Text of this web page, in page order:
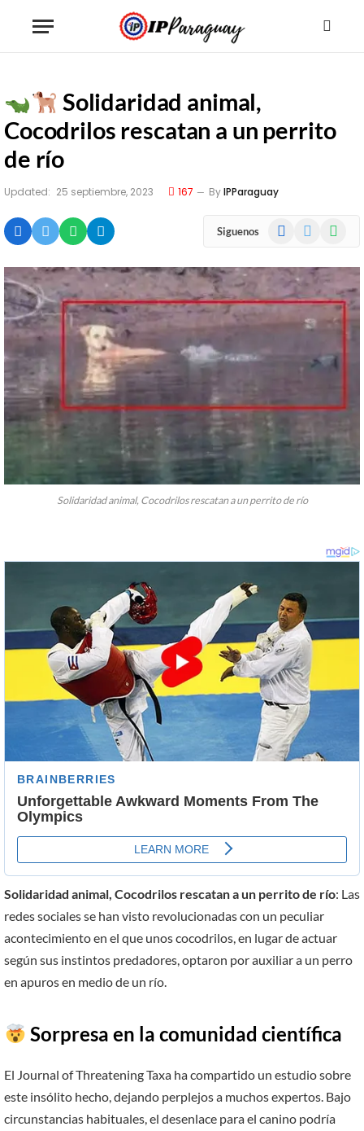
Solidaridad animal,
Cocodrilos rescatan a un perrito
de río
Updated: 25 septiembre, 2023 167 ByIPParaguay
Siguenos Facebook
Solidaridad animal, Cocodrilos rescatan a un perrito de río
Solidaridad animal, Cocodrilos rescatan a un perrito de río: Las
redes sociales se han visto revolucionadas con un peculiar
acontecimiento en el que unos cocodrilos, en lugar de actuar
según sus instintos predadores, optaron por auxiliar a un perro
en apuros en medio de un río.
Sorpresa en la comunidad científica
El Journal of Threatening Taxa ha compartido un estudio sobre
este insólito hecho, dejando perplejos a muchos expertos. Bajo
circunstancias habituales, el desenlace para el canino podría